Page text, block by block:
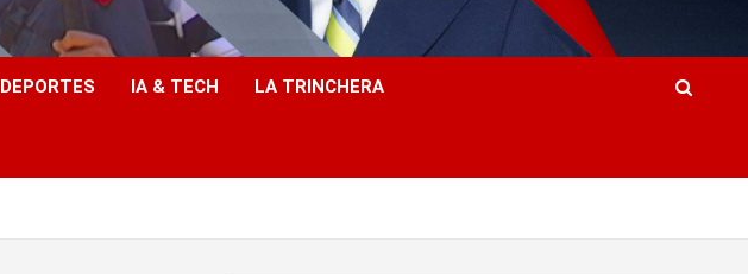
DEPORTES IA & TECH LA TRINCHERA